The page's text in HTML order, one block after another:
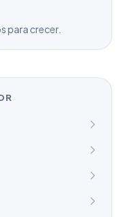
para crecer.